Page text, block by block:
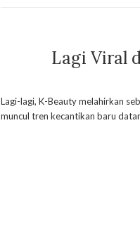
Lagi Viral
Lagi-lagi, K-Beauty melahirkan
muncul tren kecantikan baru